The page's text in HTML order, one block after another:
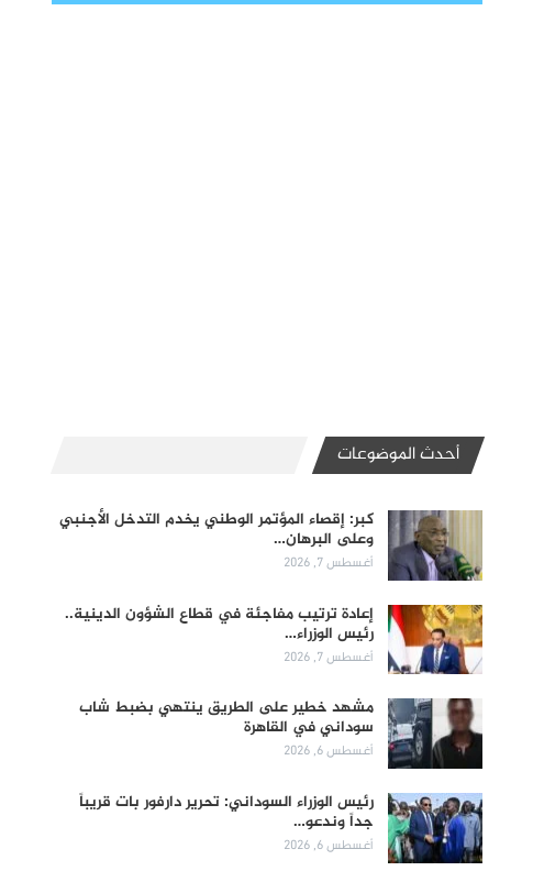
أحدث الموضوعات
كبر: إقصاء المؤتمر الوطني يخدم التدخل الأجنبي
وعلى البرهان…
أغسطس 7, 2026
إعادة ترتيب مفاجئة في قطاع الشؤون الدينية..
رئيس الوزراء…
أغسطس 7, 2026
مشهد خطير على الطريق ينتهي بضبط شاب
سوداني في القاهرة
أغسطس 6, 2026
رئيس الوزراء السوداني: تحرير دارفور بات قريباً
جداً وندعو…
أغسطس 6, 2026